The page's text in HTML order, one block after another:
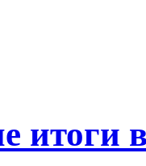
итоги